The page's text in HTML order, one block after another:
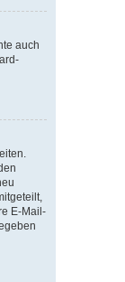
auch
E-Mail-